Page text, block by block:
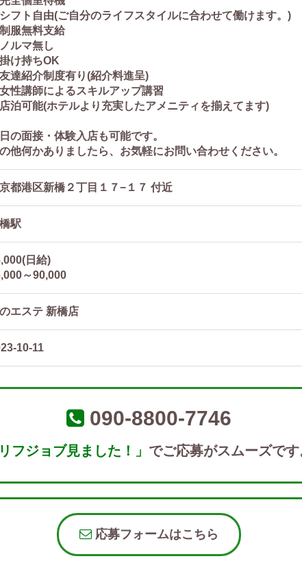
シフト自由(ご自分のライフスタイルに合わせて働けます。)
制服無料支給
ノルマ無し
掛け持ちOK
友達紹介制度有り(紹介料進呈)
女性講師によるスキルアップ講習
店泊可能(ホテルより充実したアメニティを揃えてます)
の面接・体験入店も可能です。
他何かありましたら、お気軽にお問い合わせください。
都港区新橋２丁目１７−１７ 付近
駅
日給)
～90,000
エステ 新橋店
10-11
090-8800-7746
リフジョブ見ました！」 でご応募がスムーズです
応募フォームはこちら